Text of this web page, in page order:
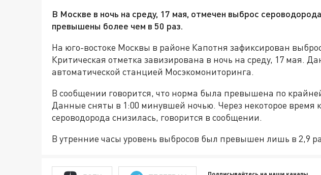
В Москве в ночь на среду, 17 мая, отмечен выброс
превышены более чем в 50 раз.
На юго-востоке Москвы в районе Капотня зафиксирован
Критическая отметка завизирована в ночь на среду, 17 мая.
автоматической станцией Мосэкомониторинга.
В сообщении говорится, что норма была превышена по
Данные сняты в 1:00 минувшей ночью. Через некоторое время
сероводорода снизилась, говорится в сообщении.
В утренние часы уровень выбросов был превышен лишь в 2,9
Подписывайтесь на наши каналы